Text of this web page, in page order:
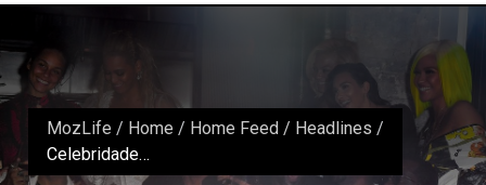
MozLife / Home / Home Feed / Headlines /
Celebridades: Estrelas embaraçadas com pormenores sórdidos do caso ‘Diddy’ Combs